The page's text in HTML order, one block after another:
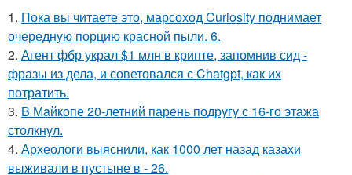
1. Пока вы читаете это, марсоход Curiosity поднимает
очередную порцию красной пыли. 6.
2. Агент фбр украл $1 млн в крипте, запомнив сид -
фразы из дела, и советовался с Chatgpt, как их
потратить.
3. B Мaйкопе 20-летний парень подругу с 16-го этажа
столкнул.
4. Археологи выяснили, как 1000 лет назад казахи
выживали в пустыне в - 26.